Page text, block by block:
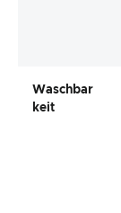
Waschbar
Keit